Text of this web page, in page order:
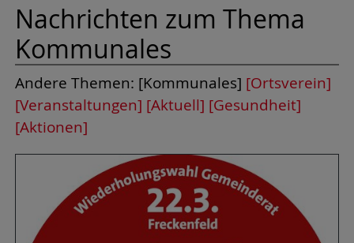
Nachrichten zum Thema
Kommunales
Andere Themen: [Kommunales] [Ortsverein]
[Veranstaltungen] [Aktuell] [Gesundheit]
[Aktionen]